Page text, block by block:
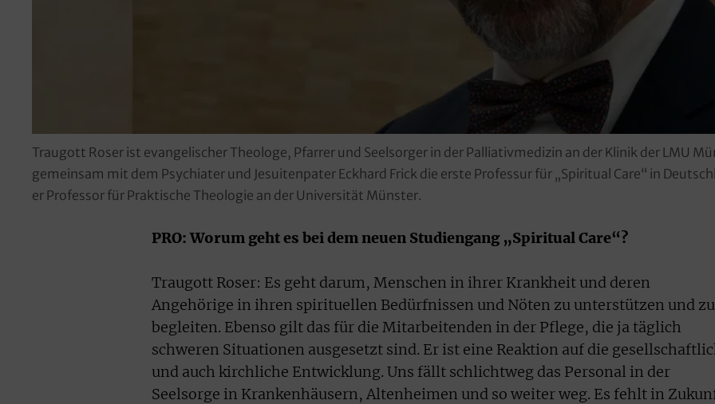
Traugott Roser ist evangelischer Theologe, Pfarrer und Seelsorger in der Palliativmedizin an der Klinik der LMU
gemeinsam mit dem Psychiater und Jesuitenpater Eckhard Frick die erste Professur für „Spiritual Care“ in
er Professor für Praktische Theologie an der Universität Münster.
PRO: Worum geht es bei dem neuen Studiengang „Spiritual Care“?
Traugott Roser: Es geht darum, Menschen in ihrer Krankheit und deren
Angehörige in ihren spirituellen Bedürfnissen und Nöten zu unterstützen und zu
begleiten. Ebenso gilt das für die Mitarbeitenden in der Pflege, die ja täglich
schweren Situationen ausgesetzt sind. Er ist eine Reaktion auf die
und auch kirchliche Entwicklung. Uns fällt schlichtweg das Personal in der
Seelsorge in Krankenhäusern, Altenheimen und so weiter weg. Es fehlt in